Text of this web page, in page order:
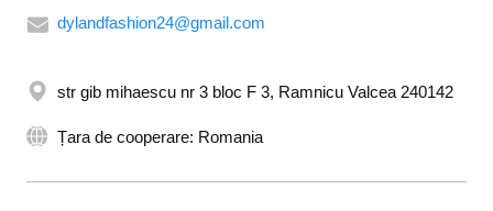
dylandfashion24@gmail.com
str gib mihaescu nr 3 bloc F 3, Ramnicu Valcea 240142
Țara de cooperare: Romania